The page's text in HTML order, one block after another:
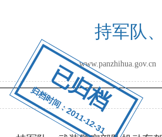
已归档
归档时间：2011-12-31
持军队